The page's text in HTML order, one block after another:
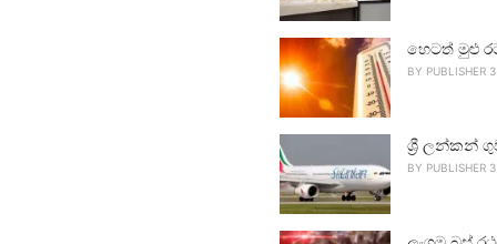
හෙටත් මුළු
BY PUBLISHER 3
ශ්‍රී ලන්කන්
BY PUBLISHER 3